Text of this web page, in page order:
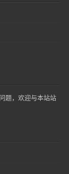
题，欢迎与本站站